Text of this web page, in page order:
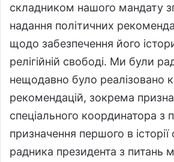
складником нашого мандату
надання політичних
щодо забезпечення його
релігійній свободі. Ми були
нещодавно було реалізовано
рекомендацій, зокрема
спеціального координатора з
призначення першого в історії
радника президента з питань